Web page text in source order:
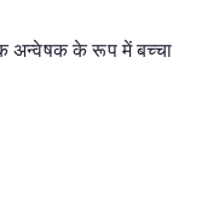
अन्वेषक के रूप में बच्चा